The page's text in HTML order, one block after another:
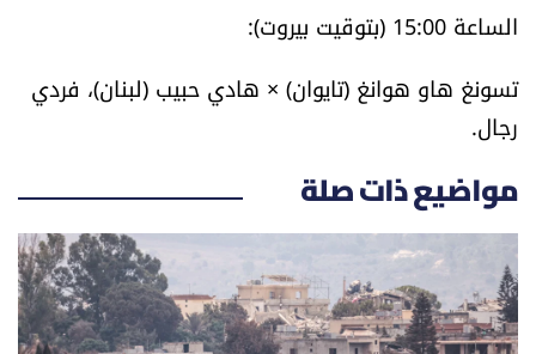
الساعة 15:00 (بتوقيت بيروت):
تسونغ هاو هوانغ (تايوان) × هادي حبيب (لبنان)، فردي
رجال.
مواضيع ذات صلة